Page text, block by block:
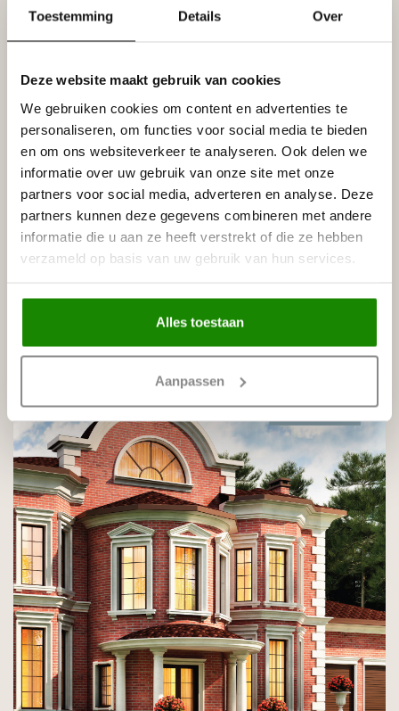
Toestemming Details Over
Deze website maakt gebruik van cookies
We gebruiken cookies om content en advertenties te
personaliseren, om functies voor social media te bieden
en om ons websiteverkeer te analyseren. Ook delen we
informatie over uw gebruik van onze site met onze
partners voor social media, adverteren en analyse. Deze
partners kunnen deze gegevens combineren met andere
informatie die u aan ze heeft verstrekt of die ze hebben
verzameld op basis van uw gebruik van hun services.
Alles toestaan
Aanpassen